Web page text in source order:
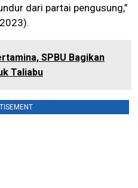
dari partai pengusung,”
SPBU Bagikan
Taliabu